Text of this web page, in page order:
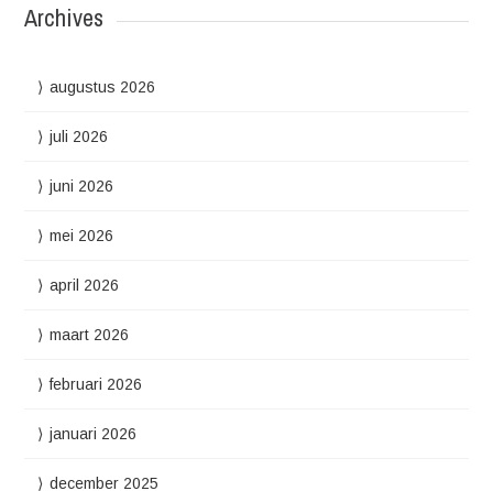
Archives
augustus 2026
juli 2026
juni 2026
mei 2026
april 2026
maart 2026
februari 2026
januari 2026
december 2025